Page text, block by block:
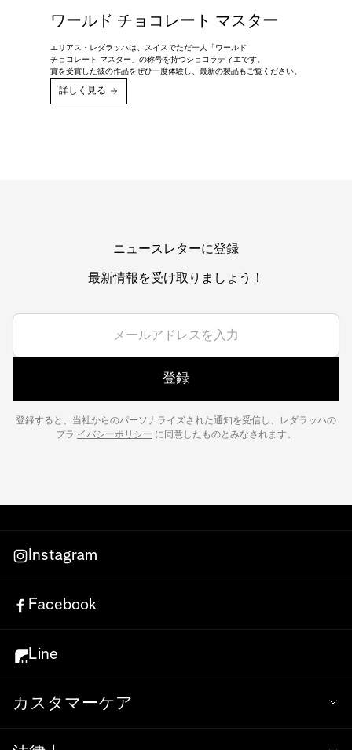
ワールド チョコレート マスター
エリアス・レダラッハは、スイスでただ一人「ワールド
チョコレート マスター」の称号を持つショコラティエです。
賞を受賞した彼の作品をぜひ一度体験し、最新の製品もご覧ください。
詳しく見る
ニュースレターに登録
最新情報を受け取りましょう！
登録
登録すると、当社からのパーソナライズされた通知を受信し、レダラッハの
プラ イバシーポリシー に同意したものとみなされます。
Instagram
Facebook
Line
カスタマーケア